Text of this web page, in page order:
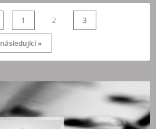
1 2 3
následující »